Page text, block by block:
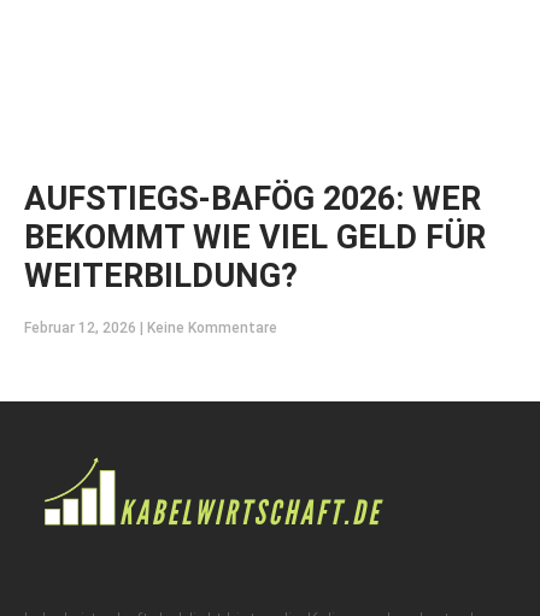
AUFSTIEGS-BAFÖG 2026: WER
BEKOMMT WIE VIEL GELD FÜR
WEITERBILDUNG?
Februar 12, 2026 Keine Kommentare